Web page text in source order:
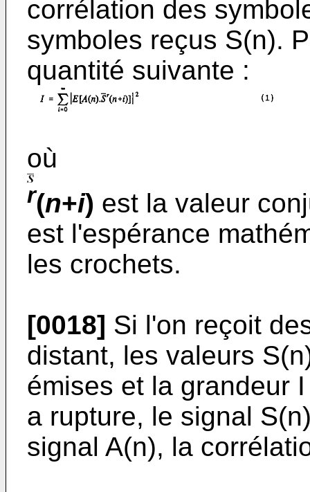
corrélation des
symboles reçus S(n).
quantité suivante :
où
r(n+i) est la valeur
est l'espérance
les crochets.
[0018] Si l'on reçoit
distant, les valeurs
émises et la grandeur
a rupture, le signal
signal A(n), la